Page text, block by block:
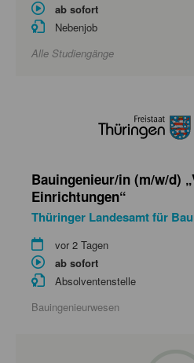
erforderliche Sprache
ab sofort
Nebenjob
Alle Studiengänge
Bauingenieur/in (m/w/d)
Einrichtungen“
Thüringer Landesamt für
vor 2 Tagen
ab sofort
Absolventenstelle
Bauingenieurwesen